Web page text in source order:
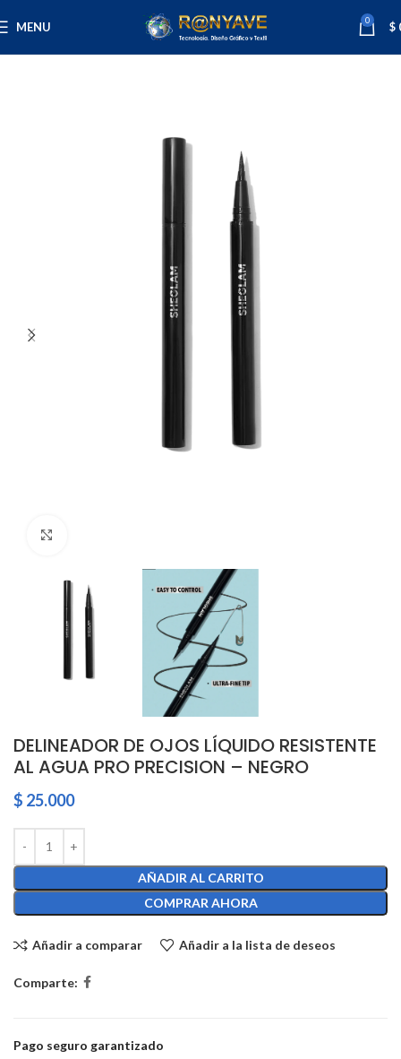
MENU 0 $
DELINEADOR DE OJOS LÍQUIDO RESISTENTE
AL AGUA PRO PRECISION – NEGRO
$ 25.000
AÑADIR AL CARRITO
COMPRAR AHORA
Añadir a comparar Añadir a la lista de deseos
Comparte:
Pago seguro garantizado